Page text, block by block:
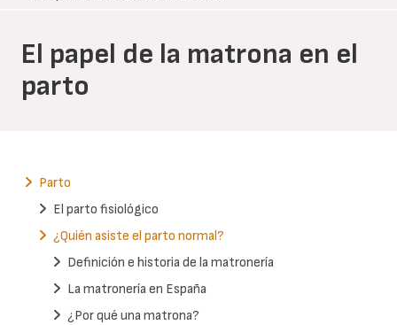
El papel de la matrona en el
parto
Parto
El parto fisiológico
¿Quién asiste el parto normal?
Definición e historia de la matronería
La matronería en España
¿Por qué una matrona?